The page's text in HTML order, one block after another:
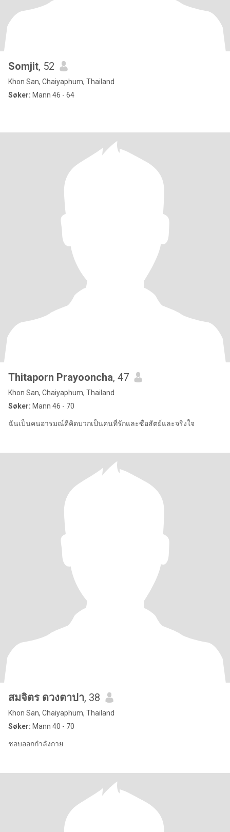
Somjit, 52
Khon San, Chaiyaphum, Thailand
Søker: Mann 46 - 64
Thitaporn Prayooncha, 47
Khon San, Chaiyaphum, Thailand
Søker: Mann 46 - 70
ฉันเป็นคนอารมณ์ดีคิดบวกเป็นคนที่รักและซื่อสัตย์และจริงใจ
สมจิตร ดวงตาปา, 38
Khon San, Chaiyaphum, Thailand
Søker: Mann 40 - 70
ชอบออกกำลังกาย